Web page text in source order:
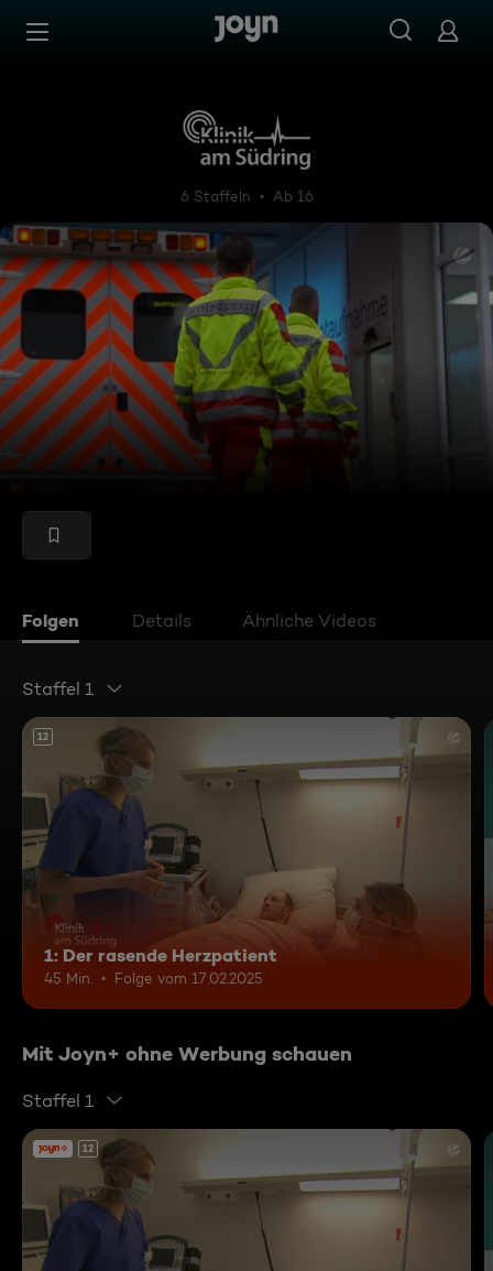
Zum Inhalt springen
Klinik am Südring
6 Staffeln Ab 16
Folgen Details Ähnliche Videos
Staffel 1
12
1: Der rasende Herzpatient
45 Min. Folge vom 17.02.2025
Mit Joyn+ ohne Werbung schauen
Staffel 1
12